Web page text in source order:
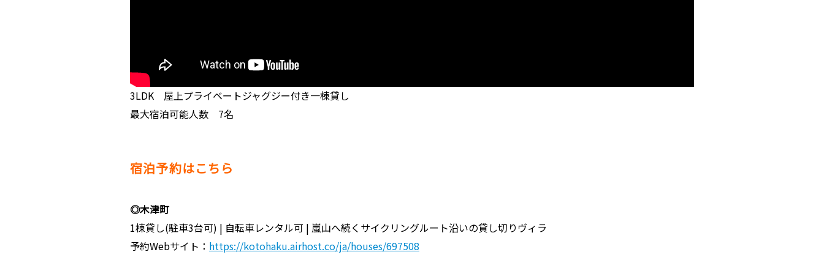
3LDK 屋上プライベートジャグジー付き一棟貸し
最大宿泊可能人数 7名
宿泊予約はこちら
◎木津町
1棟貸し(駐車3台可) | 自転車レンタル可 | 嵐山へ続くサイクリングルート沿いの貸し切りヴィラ
予約Webサイト： https://kotohaku.airhost.co/ja/houses/697508